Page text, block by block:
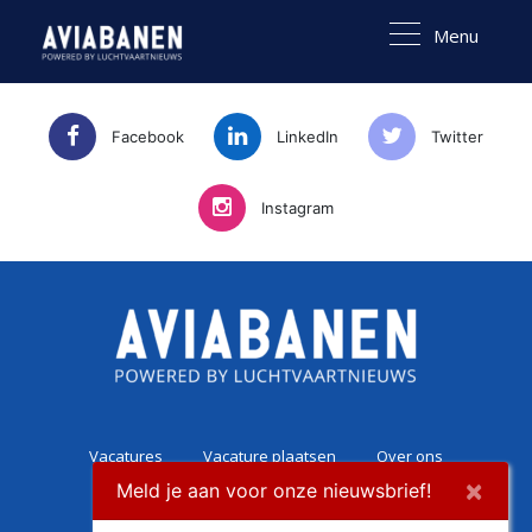
Menu
Facebook LinkedIn Twitter
Instagram
Vacatures Vacature plaatsen
Over ons
Career Experience
Contact
Meld je aan voor onze nieuwsbrief! ×